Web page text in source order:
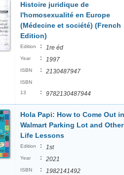
Histoire juridique de
l'homosexualité en Europe
(Médecine et société) (French
Edition)
Edition : 1re éd
Year : 1997
ISBN : 2130487947
ISBN
13
: 9782130487944
Hola Papi: How to Come Out
Walmart Parking Lot and Other
Life Lessons
Edition : 1st
Year : 2021
ISBN : 1982141492